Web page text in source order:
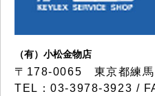
（有）小松金物店
〒178-0065 東京都練
TEL：03-3978-3923 /